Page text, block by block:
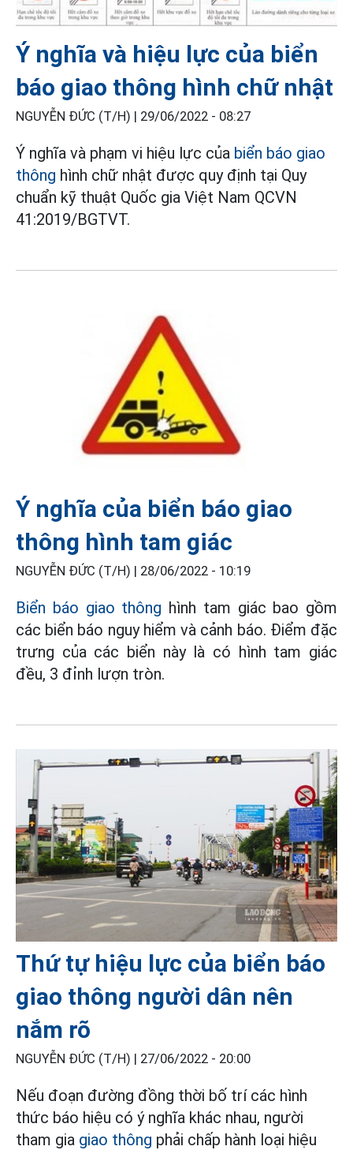
Ý nghĩa và hiệu lực của biển
báo giao thông hình chữ nhật
NGUYỄN ĐỨC (T/H) | 29/06/2022 - 08:27
Ý nghĩa và phạm vi hiệu lực của biển báo giao
thông hình chữ nhật được quy định tại Quy
chuẩn kỹ thuật Quốc gia Việt Nam QCVN
41:2019/BGTVT.
Ý nghĩa của biển báo giao
thông hình tam giác
NGUYỄN ĐỨC (T/H) | 28/06/2022 - 10:19
Biển báo giao thông hình tam giác bao gồm
các biển báo nguy hiểm và cảnh báo. Điểm đặc
trưng của các biển này là có hình tam giác
đều, 3 đỉnh lượn tròn.
Thứ tự hiệu lực của biển báo
giao thông người dân nên
nắm rõ
NGUYỄN ĐỨC (T/H) | 27/06/2022 - 20:00
Nếu đoạn đường đồng thời bố trí các hình
thức báo hiệu có ý nghĩa khác nhau, người
tham gia giao thông phải chấp hành loại hiệu